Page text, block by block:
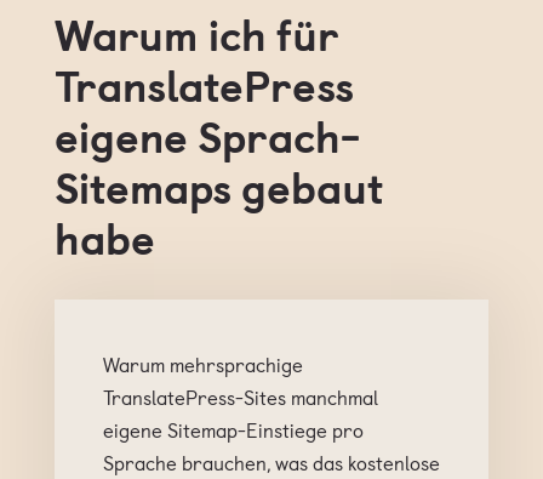
Warum ich für
TranslatePress
eigene Sprach-
Sitemaps gebaut
habe
Warum mehrsprachige
TranslatePress-Sites manchmal
eigene Sitemap-Einstiege pro
Sprache brauchen, was das kostenlose